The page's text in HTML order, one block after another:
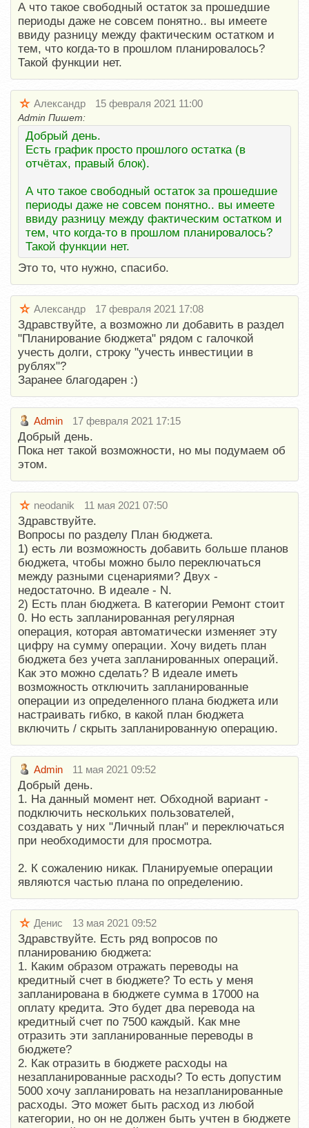
А что такое свободный остаток за прошедшие
периоды даже не совсем понятно.. вы имеете
ввиду разницу между фактическим остатком и
тем, что когда-то в прошлом планировалось?
Такой функции нет.
Александр 15 февраля 2021 11:00
Admin Пишет:
Добрый день.
Есть график просто прошлого остатка (в
отчётах, правый блок).
А что такое свободный остаток за прошедшие
периоды даже не совсем понятно.. вы имеете
ввиду разницу между фактическим остатком и
тем, что когда-то в прошлом планировалось?
Такой функции нет.
Это то, что нужно, спасибо.
Александр 17 февраля 2021 17:08
Здравствуйте, а возможно ли добавить в раздел
"Планирование бюджета" рядом с галочкой
учесть долги, строку "учесть инвестиции в
рублях"?
Заранее благодарен :)
Admin 17 февраля 2021 17:15
Добрый день.
Пока нет такой возможности, но мы подумаем об
этом.
neodanik 11 мая 2021 07:50
Здравствуйте.
Вопросы по разделу План бюджета.
1) есть ли возможность добавить больше планов
бюджета, чтобы можно было переключаться
между разными сценариями? Двух -
недостаточно. В идеале - N.
2) Есть план бюджета. В категории Ремонт стоит
0. Но есть запланированная регулярная
операция, которая автоматически изменяет эту
цифру на сумму операции. Хочу видеть план
бюджета без учета запланированных операций.
Как это можно сделать? В идеале иметь
возможность отключить запланированные
операции из определенного плана бюджета или
настраивать гибко, в какой план бюджета
включить / скрыть запланированную операцию.
Admin 11 мая 2021 09:52
Добрый день.
1. На данный момент нет. Обходной вариант -
подключить нескольких пользователей,
создавать у них "Личный план" и переключаться
при необходимости для просмотра.
2. К сожалению никак. Планируемые операции
являются частью плана по определению.
Денис 13 мая 2021 09:52
Здравствуйте. Есть ряд вопросов по
планированию бюджета:
1. Каким образом отражать переводы на
кредитный счет в бюджете? То есть у меня
запланирована в бюджете сумма в 17000 на
оплату кредита. Это будет два перевода на
кредитный счет по 7500 каждый. Как мне
отразить эти запланированные переводы в
бюджете?
2. Как отразить в бюджете расходы на
незапланированные расходы? То есть допустим
5000 хочу запланировать на незапланированные
расходы. Это может быть расход из любой
категории, но он не должен быть учтен в бюджете